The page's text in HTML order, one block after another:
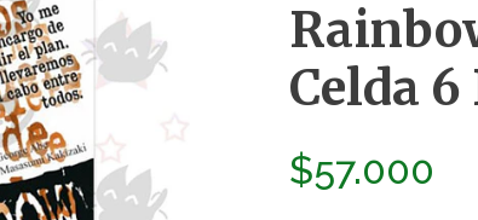
Celda 6
$57.000